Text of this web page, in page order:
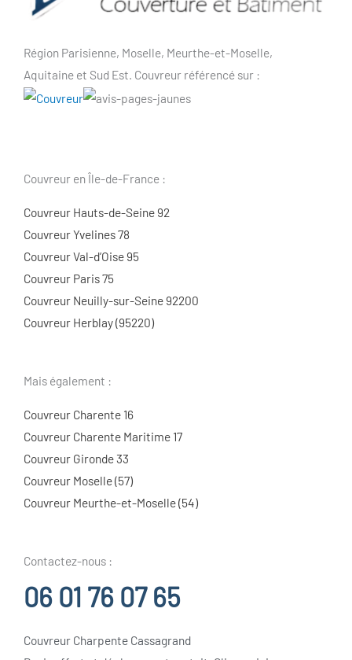
Région Parisienne, Moselle, Meurthe-et-Moselle,
Aquitaine et Sud Est. Couvreur référencé sur :
Couvreur en Île-de-France :
Couvreur Hauts-de-Seine 92
Couvreur Yvelines 78
Couvreur Val-d’Oise 95
Couvreur Paris 75
Couvreur Neuilly-sur-Seine 92200
Couvreur Herblay (95220)
Mais également :
Couvreur Charente 16
Couvreur Charente Maritime 17
Couvreur Gironde 33
Couvreur Moselle (57)
Couvreur Meurthe-et-Moselle (54)
Contactez-nous :
06 01 76 07 65
Couvreur Charpente Cassagrand